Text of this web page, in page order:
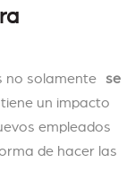
no solamente se
un impacto
empleados
de hacer las